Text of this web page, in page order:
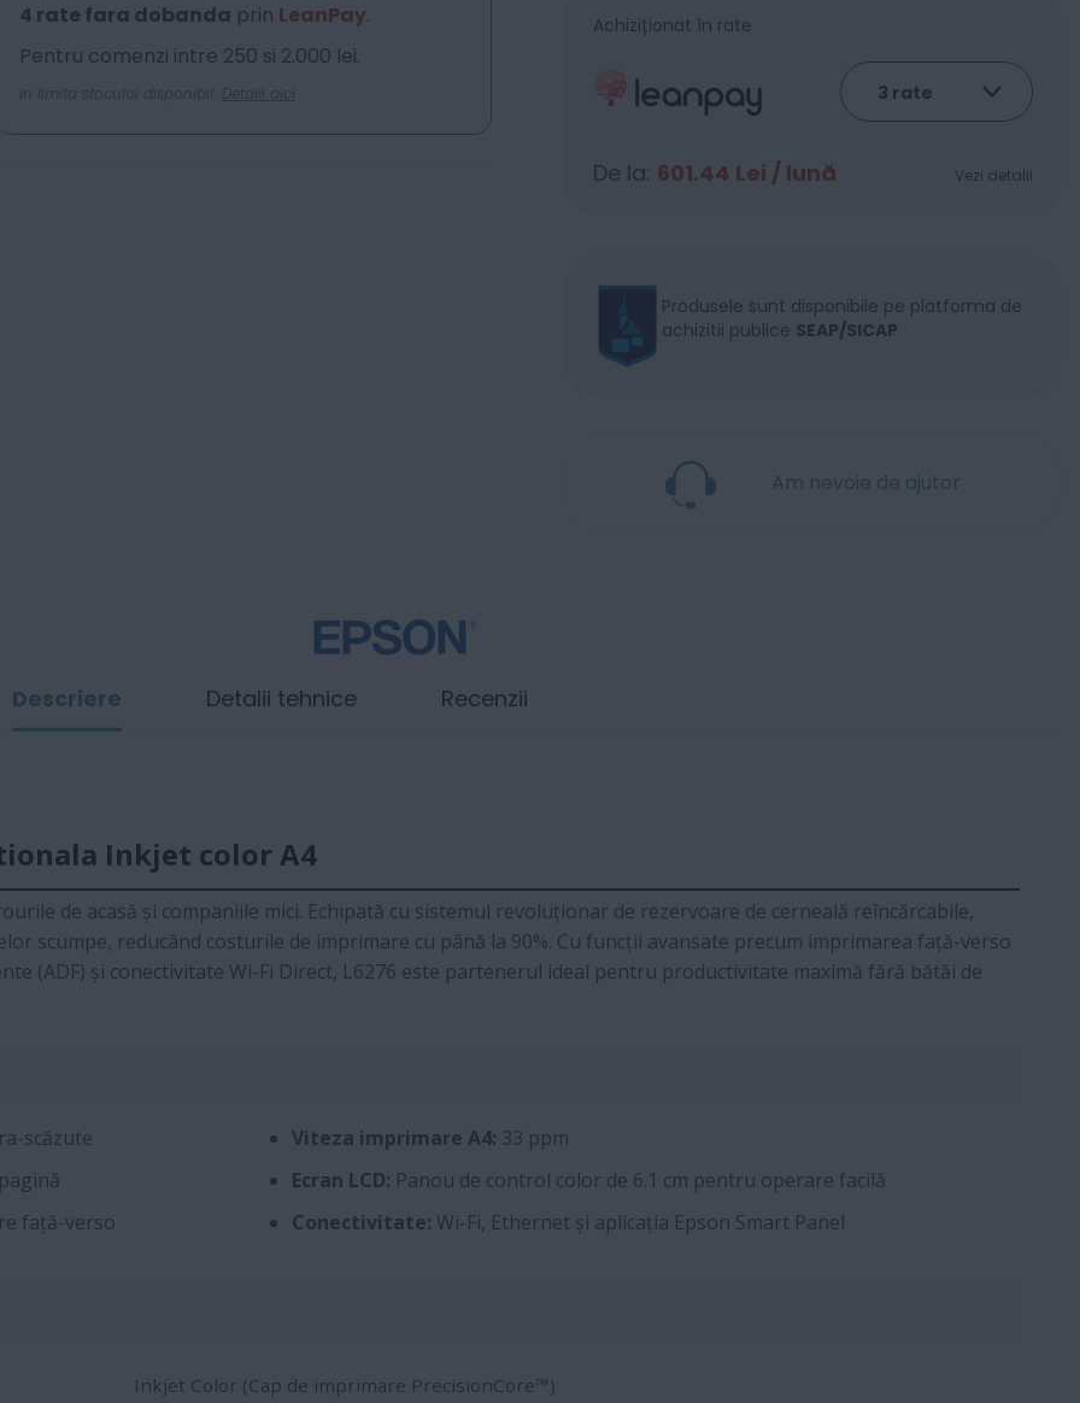
4 rate fara dobanda prin LeanPay.
Pentru comenzi intre 250 si 2.000 lei.
In limita stocului disponibil. Detalii aici
Achiziționat în rate
De la: 601.44 Lei / lună Vezi detalii
Produsele sunt disponibile pe platforma de
achizitii publice SEAP/SICAP
Am nevoie de ajutor
Descriere
Inkjet color A4
de acasă și companiile mici. Echipată cu sistemul revoluționar de rezervoare de cerneală reîncărcabile,
scumpe, reducând costurile de imprimare cu până la 90%. Cu funcții avansate precum imprimarea față-verso
(ADF) și conectivitate Wi-Fi Direct, L6276 este partenerul ideal pentru productivitate maximă fără bătăi de
scăzute
față-verso
Viteza imprimare A4: 33 ppm
Ecran LCD: Panou de control color de 6.1 cm pentru operare facilă
Conectivitate: Wi-Fi, Ethernet și aplicația Epson Smart Panel
Inkjet Color (Cap de imprimare PrecisionCore™)
Detalii tehnice Recenzii